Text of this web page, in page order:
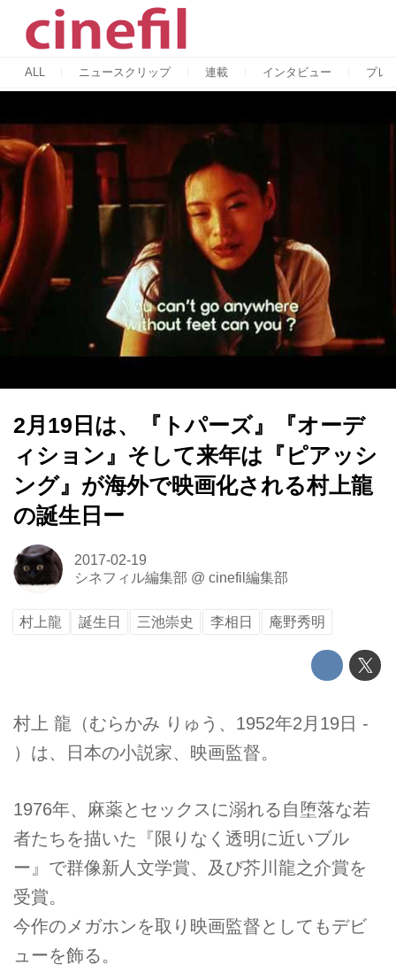
ALL ニュースクリップ 連載 インタビュー プレ
2月19日は、『トパーズ』『オーデ
ィション』そして来年は『ピアッシ
ング』が海外で映画化される村上龍
の誕生日ー
2017-02-19
シネフィル編集部 @ cinefil編集部
村上龍 誕生日 三池崇史 李相日 庵野秀明
村上 龍（むらかみ りゅう、1952年2月19日 -
）は、日本の小説家、映画監督。
1976年、麻薬とセックスに溺れる自堕落な若
者たちを描いた『限りなく透明に近いブル
ー』で群像新人文学賞、及び芥川龍之介賞を
受賞。
今作のメガホンを取り映画監督としてもデビ
ューを飾る。